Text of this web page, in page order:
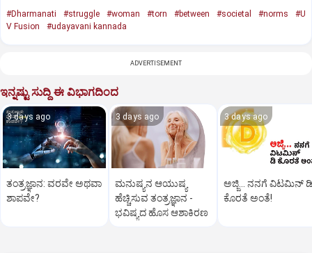
#Dharmanati #struggle #woman #torn #between #societal #norms
#U
V Fusion
#udayavani kannada
ADVERTISEMENT
ಇನ್ನಷ್ಟು ಸುದ್ದಿ ಈ ವಿಭಾಗದಿಂದ
3 days ago
ತಂತ್ರಜ್ಞಾನ: ವರವೇ ಅಥವಾ
ಶಾಪವೇ?
3 days ago
ಮನುಷ್ಯನ ಆಯುಷ್ಯ
ಹೆಚ್ಚಿಸುವ ತಂತ್ರಜ್ಞಾನ ­
ಭವಿಷ್ಯದ ಹೊಸ ಆಶಾಕಿರಣ
3 days ago
ಅಜ್ಜಿ... ನನಗೆ ವಿಟಮಿನ್‌
ಕೊರತೆ ಅಂತೆ!